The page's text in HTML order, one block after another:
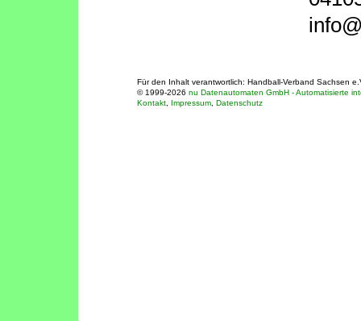
Für den Inhalt verantwortlich: Handball-Verband Sachsen
© 1999-2026 nu Datenautomaten GmbH - Automatisierte
Kontakt
Impressum Datenschutz